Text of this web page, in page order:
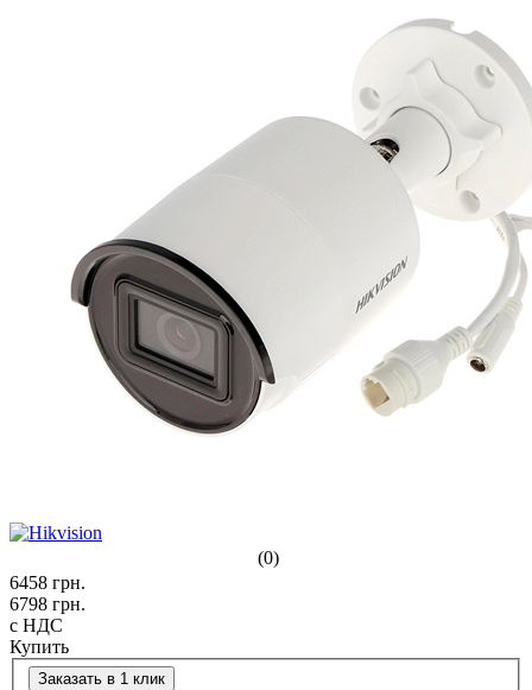
(0)
6458 грн.
6798 грн.
с НДС
Купить
Заказать в 1 клик